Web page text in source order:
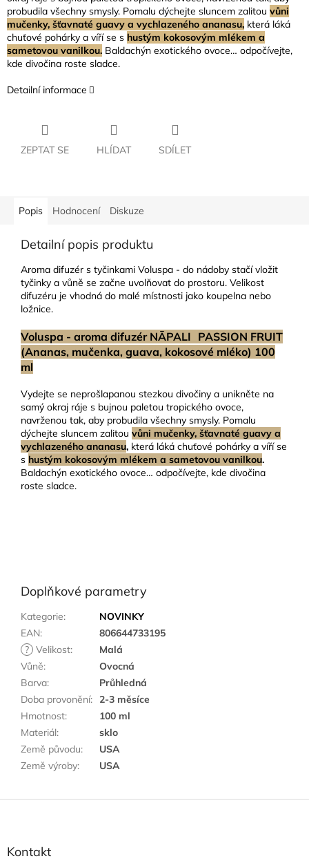
probudila všechny smysly. Pomalu dýchejte sluncem zalitou vůni
mučenky, šťavnaté guavy a vychlazeného ananasu, která láká
chuťové pohárky a víří se s hustým kokosovým mlékem a
sametovou vanilkou. Baldachýn exotického ovoce… odpočívejte,
kde divočina roste sladce.
Detailní informace
ZEPTAT SE HLÍDAT SDÍLET
Popis Hodnocení Diskuze
Detailní popis produktu
Aroma difuzér s tyčinkami Voluspa - do nádoby stačí vložit
tyčinky a vůně se začne uvolňovat do prostoru. Velikost
difuzéru je vhodná do malé místnosti jako koupelna nebo
ložnice.
Voluspa - aroma difuzér NĀPALI PASSION FRUIT
(Ananas, mučenka, guava, kokosové mléko) 100
ml
Vydejte se neprošlapanou stezkou divočiny a unikněte na
samý okraj ráje s bujnou paletou tropického ovoce,
navrženou tak, aby probudila všechny smysly. Pomalu
dýchejte sluncem zalitou vůni mučenky, šťavnaté guavy a
vychlazeného ananasu, která láká chuťové pohárky a víří se
s hustým kokosovým mlékem a sametovou vanilkou.
Baldachýn exotického ovoce… odpočívejte, kde divočina
roste sladce.
Doplňkové parametry
Kategorie:
NOVINKY
EAN:
806644733195
? Velikost:
Malá
Vůně:
Ovocná
Barva:
Průhledná
Doba provonění: 2-3 měsíce
Hmotnost:
100 ml
Materiál:
sklo
Země původu:
USA
Země výroby: USA
Kontakt